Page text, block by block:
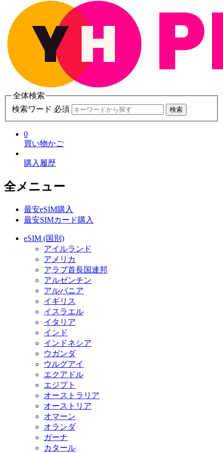
全体検索
検索ワード 必須
検索
0
買い物かご
購入履歴
全メニュー
最安eSIM購入
最安SIMカード購入
eSIM (国別)
アイルランド
アメリカ
アラブ首長国連邦
アルゼンチン
アルバニア
イギリス
イスラエル
イタリア
インド
インドネシア
ウガンダ
ウルグアイ
エクアドル
エジプト
オーストラリア
オーストリア
オマーン
オランダ
ガーナ
カタール